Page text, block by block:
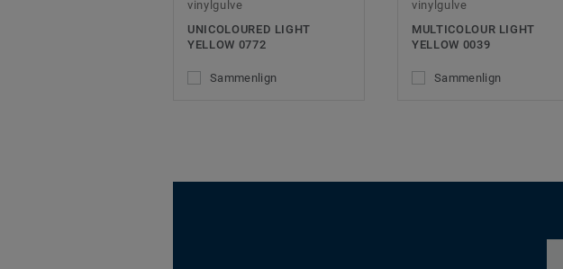
vinylgulve
UNICOLOURED LIGHT
YELLOW 0772
Sammenlign
vinylgulve
MULTICOLOUR LIGHT
YELLOW 0039
Sammenlign